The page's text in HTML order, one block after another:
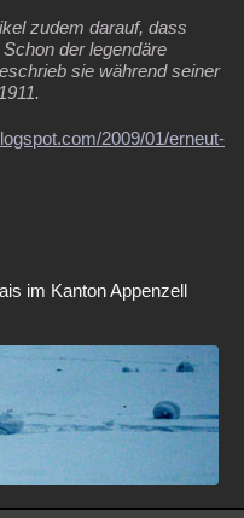
zudem darauf, dass
der legendäre
sie während seiner
2009/01/erneut-
im Kanton Appenzell